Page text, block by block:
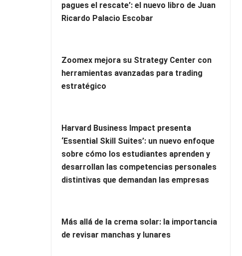
pagues el rescate’: el nuevo libro de Juan
Ricardo Palacio Escobar
Zoomex mejora su Strategy Center con
herramientas avanzadas para trading
estratégico
Harvard Business Impact presenta
‘Essential Skill Suites’: un nuevo enfoque
sobre cómo los estudiantes aprenden y
desarrollan las competencias personales
distintivas que demandan las empresas
Más allá de la crema solar: la importancia
de revisar manchas y lunares